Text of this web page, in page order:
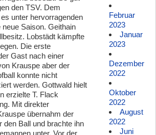
den TSV. Dem
unter hervorragenden
neue Saison. Geithain
Lobstädt kämpfte
Die erste
Gast nach einer
Krauspe aber der
konnte nicht
werden. Gottwald hielt
erzielte T. Flack
Mit direkter
übernahm der
den Ball und brachte ihn
unter. Vor der
Februar
2023
Januar
2023
Dezember
2022
Oktober
2022
August
2022
Juni